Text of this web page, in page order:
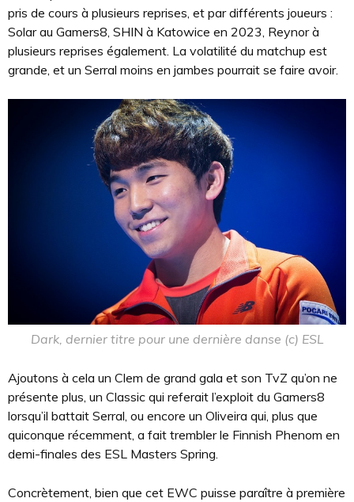
pris de cours à plusieurs reprises, et par différents joueurs :
Solar au Gamers8, SHIN à Katowice en 2023, Reynor à
plusieurs reprises également. La volatilité du matchup est
grande, et un Serral moins en jambes pourrait se faire avoir.
Dark, dernier titre pour une dernière danse (c) ESL
Ajoutons à cela un Clem de grand gala et son TvZ qu’on ne
présente plus, un Classic qui referait l’exploit du Gamers8
lorsqu’il battait Serral, ou encore un Oliveira qui, plus que
quiconque récemment, a fait trembler le Finnish Phenom en
demi-finales des ESL Masters Spring.
Concrètement, bien que cet EWC puisse paraître à première